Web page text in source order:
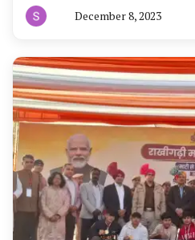
टूडे
December 8, 2023